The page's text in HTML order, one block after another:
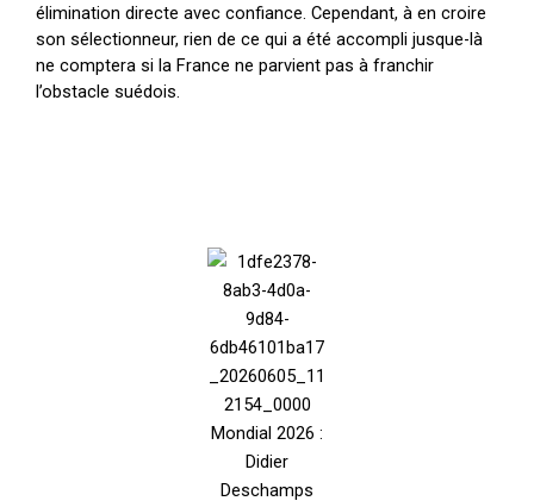
élimination directe avec confiance. Cependant, à en croire
son sélectionneur, rien de ce qui a été accompli jusque-là
ne comptera si la France ne parvient pas à franchir
l’obstacle suédois.